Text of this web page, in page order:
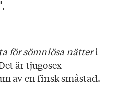
för sömnlösa nätteri
är tjugosex
av en finsk småstad.